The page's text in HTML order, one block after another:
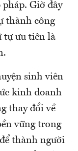
Giờ đây
thành công
tự ưu tiên là
sinh viên
kinh doanh
thay đổi về
vững trong
thành người